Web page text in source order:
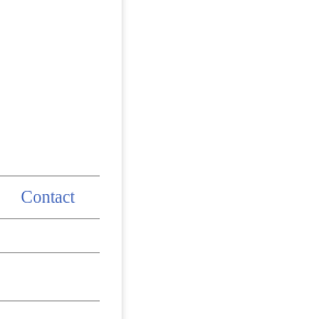
Contact